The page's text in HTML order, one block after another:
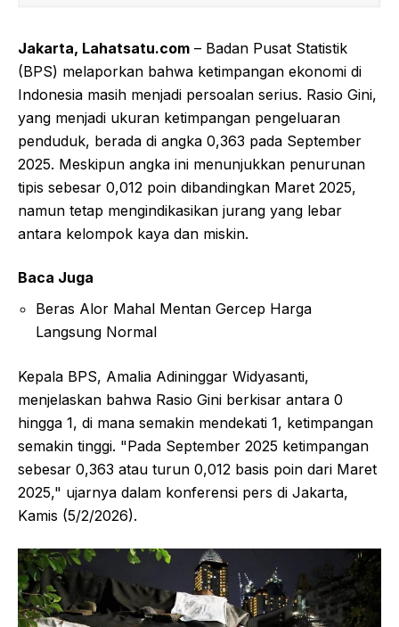
Jakarta, Lahatsatu.com – Badan Pusat Statistik
(BPS) melaporkan bahwa ketimpangan ekonomi di
Indonesia masih menjadi persoalan serius. Rasio Gini,
yang menjadi ukuran ketimpangan pengeluaran
penduduk, berada di angka 0,363 pada September
2025. Meskipun angka ini menunjukkan penurunan
tipis sebesar 0,012 poin dibandingkan Maret 2025,
namun tetap mengindikasikan jurang yang lebar
antara kelompok kaya dan miskin.
Baca Juga
Beras Alor Mahal Mentan Gercep Harga
Langsung Normal
Kepala BPS, Amalia Adininggar Widyasanti,
menjelaskan bahwa Rasio Gini berkisar antara 0
hingga 1, di mana semakin mendekati 1, ketimpangan
semakin tinggi. "Pada September 2025 ketimpangan
sebesar 0,363 atau turun 0,012 basis poin dari Maret
2025," ujarnya dalam konferensi pers di Jakarta,
Kamis (5/2/2026).